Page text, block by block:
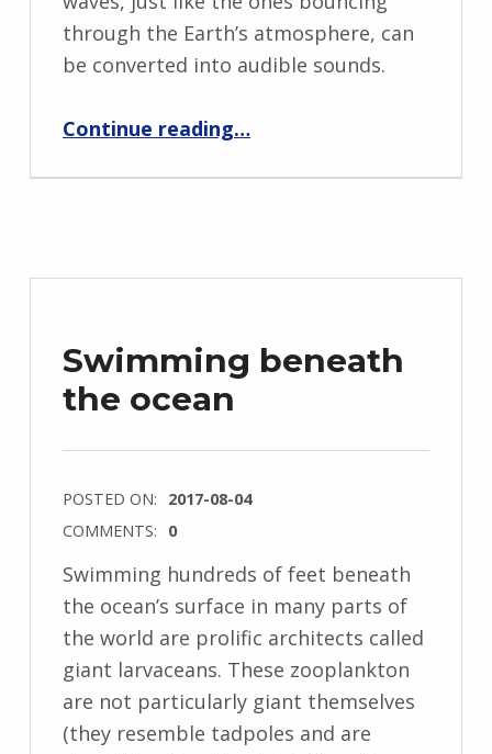
through the Earth’s atmosphere, can
be converted into audible sounds.
Continue reading…
Swimming beneath
the ocean
POSTED ON: 2017-08-04
COMMENTS: 0
Swimming hundreds of feet beneath
the ocean’s surface in many parts of
the world are prolific architects called
giant larvaceans. These zooplankton
are not particularly giant themselves
(they resemble tadpoles and are